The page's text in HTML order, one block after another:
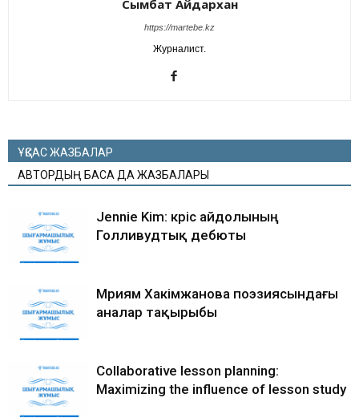
Сымбат Айдархан
https://martebe.kz
Журналист.
ҰҚСАС ЖАЗБАЛАР
АВТОРДЫҢ БАСҚА ДА ЖАЗБАЛАРЫ
Jennie Kim: кәріс айдолының
Голливудтық дебюты
Мәриям Хакімжанова поэзиясындағы
аналар тақырыбы
Collaborative lesson planning:
Maximizing the influence of lesson study